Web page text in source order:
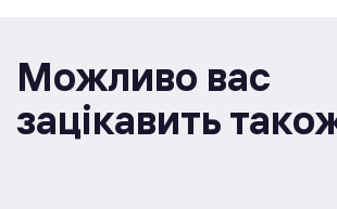
Можливо вас
зацікавить